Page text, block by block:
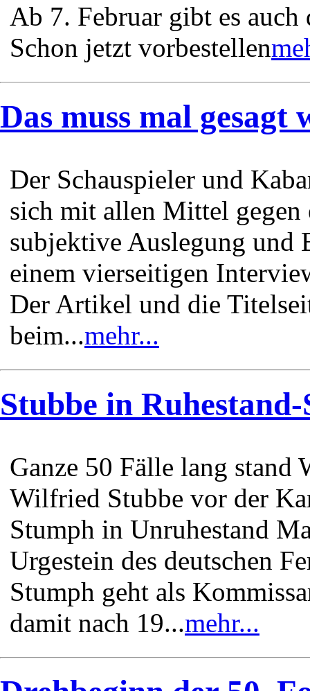
Ab 7. Februar gibt es
Schon jetzt vorbestellen
Das muss mal gesagt
Der Schauspieler und
sich mit allen Mittel
subjektive Auslegung und
einem vierseitigen
Der Artikel und die
beim...mehr...
Stubbe in
Ganze 50 Fälle lang stand
Wilfried Stubbe vor der
Stumph in Unruhestand
Urgestein des deutschen
Stumph geht als
damit nach 19...mehr...